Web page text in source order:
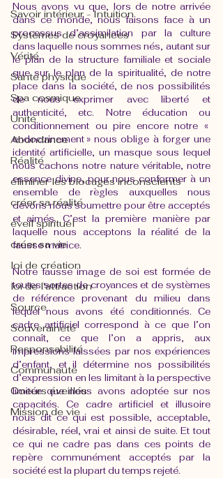
Savoir intérieur - Intuition
Systèmes de croyances
Vérité
Santé physique
Spa cosmique
Unité
Abondance
Réalité
éliminer les blocages inconscients
créer sa réalité
éveil spirituel
créer sa vie
loi de création
loi de l'attraction
Source
Souveraineté
Responsabilité
Communauté
Coeurs éveillés
Mission de vie
Nous avons vu que, lors de notre arrivée
dans ce monde, nous faisons face à un
processus d’assimilation par la culture
dans laquelle nous sommes nés, autant sur
le plan de la structure familiale et sociale
que sur le plan de la spiritualité, de notre
place dans la société, de nos possibilités
de nous exprimer avec liberté et
authenticité, etc. Notre éducation ou
conditionnement ou pire encore notre «
endoctrinement » nous oblige à forger une
identité artificielle, un masque sous lequel
nous cachons notre nature véritable, notre
essence divine, pour nous conformer à un
ensemble de règles auxquelles nous
devons nous soumettre pour être acceptés
et aimés. C’est la première manière par
laquelle nous acceptons la réalité de la
fausse matrice.
Notre fausse image de soi est formée de
toutes sortes de croyances et de systèmes
de référence provenant du milieu dans
lequel nous avons été conditionnés. Ce
cadre artificiel correspond à ce que l’on
connaît, ce que l’on a appris, aux
impressions laissées par nos expériences
d’enfant, et il détermine nos possibilités
d’expression en les limitant à la perspective
limitée que nous avons adoptée sur nos
capacités. Ce cadre artificiel et illusoire
nous dit ce qui est possible, acceptable,
désirable, réel, vrai et ainsi de suite. Et tout
ce qui ne cadre pas dans ces points de
repère communément acceptés par la
société est la plupart du temps rejeté.